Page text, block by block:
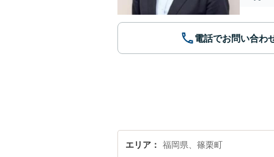
電話でお問い合わ
エリア 福岡県、篠栗町